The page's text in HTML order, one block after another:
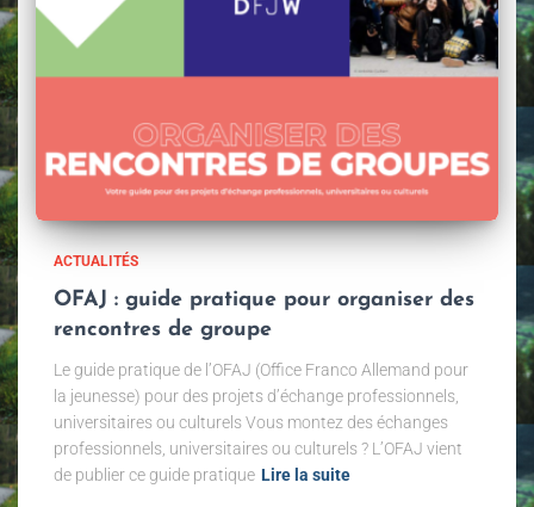
ACTUALITÉS
OFAJ : guide pratique pour organiser des
rencontres de groupe
Le guide pratique de l’OFAJ (Office Franco Allemand pour
la jeunesse) pour des projets d’échange professionnels,
universitaires ou culturels Vous montez des échanges
professionnels, universitaires ou culturels ? L’OFAJ vient
de publier ce guide pratique Lire la suite